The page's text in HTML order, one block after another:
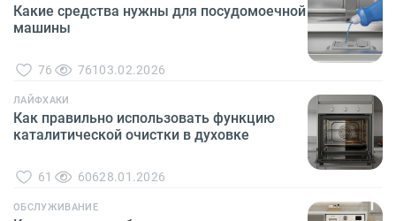
Какие средства нужны для посудомоечной
машины
76 761 03.02.2026
ЛАЙФХАКИ
Как правильно использовать функцию
каталитической очистки в духовке
61 60628.01.2026
ОБСЛУЖИВАНИЕ